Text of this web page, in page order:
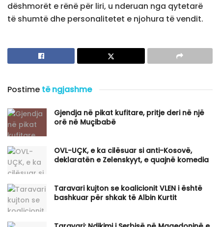
dëshmorët e rënë për liri, u nderuan nga qytetarë
të shumtë dhe personalitetet e njohura të vendit.
Postime të ngjashme
Gjendja në pikat kufitare, pritje deri në një
orë në Muçibabë
OVL-UÇK, e ka cilësuar si anti-Kosovë,
deklaratën e Zelenskyyt, e quajnë komedia
Taravari kujton se koalicionit VLEN i është
bashkuar për shkak të Albin Kurtit